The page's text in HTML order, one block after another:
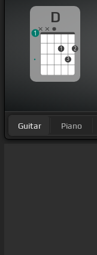
D
1
3
2
1
Guitar Piano